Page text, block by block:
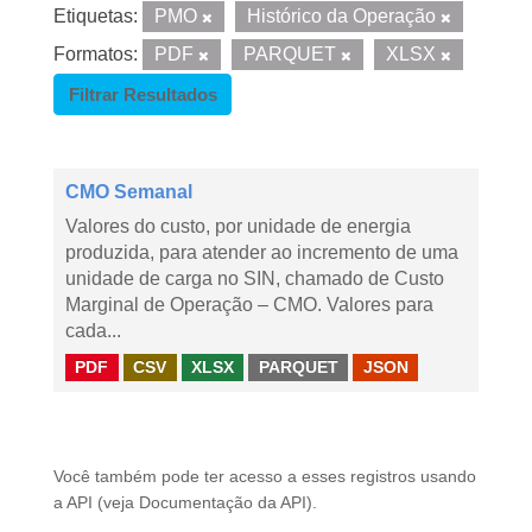
Etiquetas: PMO
Histórico da Operação
Formatos:
PDF PARQUET
XLSX
Filtrar Resultados
CMO Semanal
Valores do custo, por unidade de energia
produzida, para atender ao incremento de uma
unidade de carga no SIN, chamado de Custo
Marginal de Operação – CMO. Valores para
cada...
PDF CSV XLSX PARQUET JSON
Você também pode ter acesso a esses registros usando
a API (veja Documentação da API ).